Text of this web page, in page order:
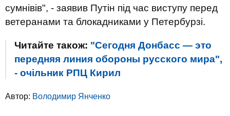
сумнівів", - заявив Путін під час виступу перед
ветеранами та блокадниками у Петербурзі.
Читайте також: "Сегодня Донбасс — это
передняя линия обороны русского мира",
- очільник РПЦ Кирил
Автор: Володимир Янченко